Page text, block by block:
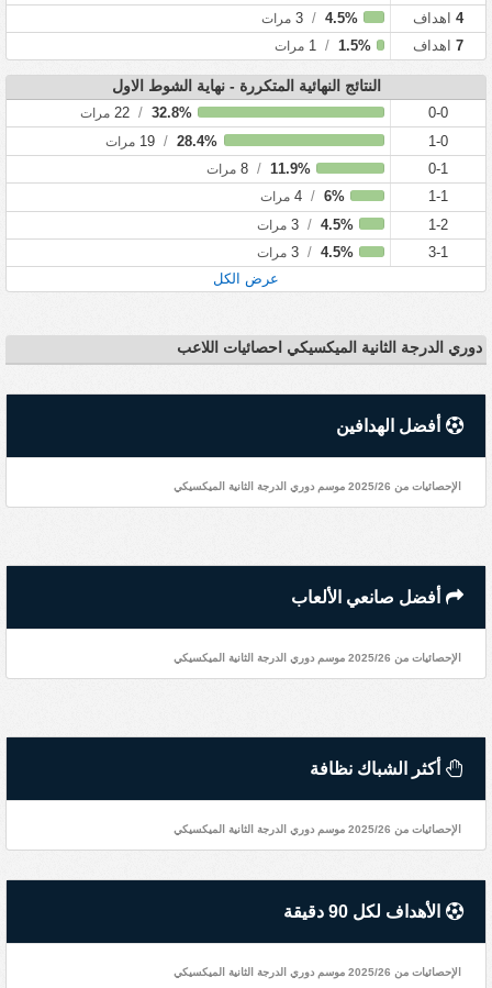
4 اهداف 4.5%
/
3 مرات
7 اهداف 1.5%
/
1 مرات
النتائج النهائية المتكررة - نهاية الشوط الاول
0-0
32.8%
/
22 مرات
1-0
28.4%
/
19 مرات
0-1
11.9%
/
8 مرات
1-1
6%
/
4 مرات
1-2
4.5%
/
3 مرات
3-1
4.5%
/
3 مرات
عرض الكل
دوري الدرجة الثانية الميكسيكي احصائيات اللاعب
أفضل الهدافين
الإحصائيات من 2025/26 موسم دوري الدرجة الثانية الميكسيكي
أفضل صانعي الألعاب
الإحصائيات من 2025/26 موسم دوري الدرجة الثانية الميكسيكي
أكثر الشباك نظافة
الإحصائيات من 2025/26 موسم دوري الدرجة الثانية الميكسيكي
الأهداف لكل 90 دقيقة
الإحصائيات من 2025/26 موسم دوري الدرجة الثانية الميكسيكي